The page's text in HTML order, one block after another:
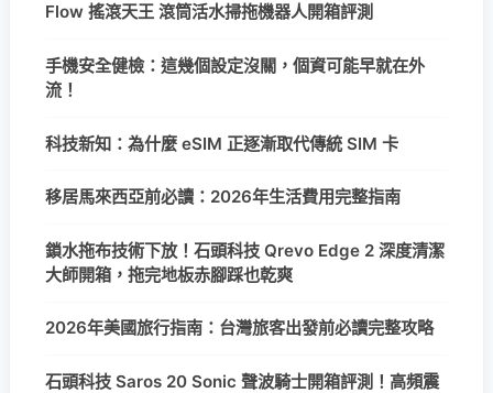
Flow 搖滾天王 滾筒活水掃拖機器人開箱評測
手機安全健檢：這幾個設定沒關，個資可能早就在外
流！
科技新知：為什麼 eSIM 正逐漸取代傳統 SIM 卡
移居馬來西亞前必讀：2026年生活費用完整指南
鎖水拖布技術下放！石頭科技 Qrevo Edge 2 深度清潔
大師開箱，拖完地板赤腳踩也乾爽
2026年美國旅行指南：台灣旅客出發前必讀完整攻略
石頭科技 Saros 20 Sonic 聲波騎士開箱評測！高頻震